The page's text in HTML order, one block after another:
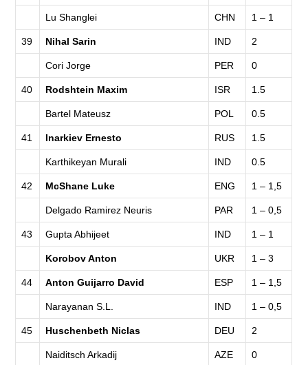
Lu Shanglei CHN 1 – 1
39 Nihal Sarin IND 2
Cori Jorge PER 0
40 Rodshtein Maxim ISR 1.5
Bartel Mateusz POL 0.5
41 Inarkiev Ernesto RUS 1.5
Karthikeyan Murali IND 0.5
42 McShane Luke ENG 1 – 1,5
Delgado Ramirez Neuris PAR 1 – 0,5
43 Gupta Abhijeet IND 1 – 1
Korobov Anton UKR 1 – 3
44 Anton Guijarro David ESP 1 – 1,5
Narayanan S.L. IND 1 – 0,5
45 Huschenbeth Niclas DEU 2
Naiditsch Arkadij AZE 0